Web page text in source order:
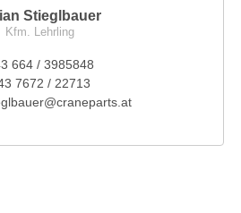
Stieglbauer
Kfm. Lehrling
664 / 3985848
7672 / 22713